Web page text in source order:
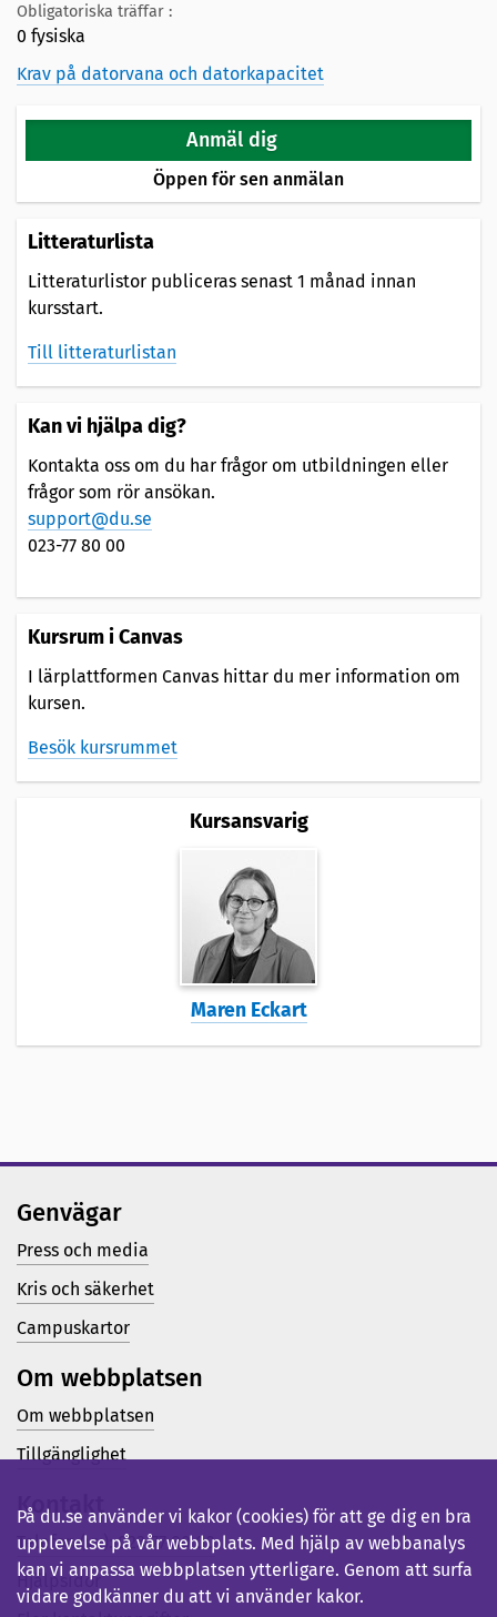
Obligatoriska träffar :
0 fysiska
Krav på datorvana och datorkapacitet
Anmäl dig
Öppen för sen anmälan
Litteraturlista
Litteraturlistor publiceras senast 1 månad innan
kursstart.
Till litteraturlistan
Kan vi hjälpa dig?
Kontakta oss om du har frågor om utbildningen eller
frågor som rör ansökan.
support@du.se
023-77 80 00
Kursrum i Canvas
I lärplattformen Canvas hittar du mer information om
kursen.
Besök kursrummet
Kursansvarig
Maren Eckart
Genvägar
Press och media
Kris och säkerhet
Campuskartor
Om webbplatsen
Om webbplatsen
Tillgänglighet
Kontakt
Telefon (vx): 023-77 80 00
Hjälpsidor
På du.se använder vi kakor (cookies) för att ge dig en bra
upplevelse på vår webbplats. Med hjälp av webbanalys
kan vi anpassa webbplatsen ytterligare. Genom att surfa
vidare godkänner du att vi använder kakor.